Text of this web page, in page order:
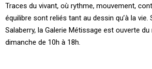
Traces du vivant, où rythme, mouvement,
équilibre sont reliés tant au dessin qu’à la vie.
Salaberry, la Galerie Métissage est ouverte
dimanche de 10h à 18h.